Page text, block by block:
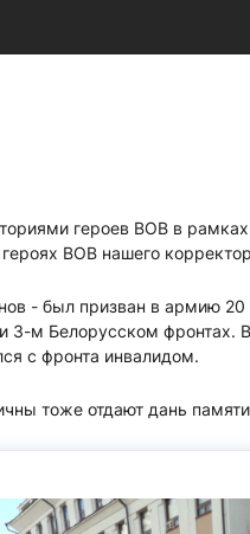
героев ВОВ в
ВОВ нашего
- был призван в армию
3-м Белорусском фронтах.
с фронта инвалидом.
тоже отдают дань